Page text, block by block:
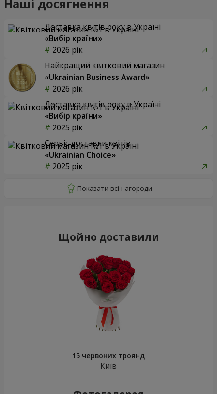
Наші досягнення
Доставка квітів року в Україні
«Вибір країни»
2026 рік
Найкращий квітковий магазин
«Ukrainian Business Award»
2026 рік
Доставка квітів року в Україні
«Вибір країни»
2025 рік
Сервіс доставки квітів
«Ukrainian Choice»
2025 рік
Щойно доставили
15 червоних троянд
Київ